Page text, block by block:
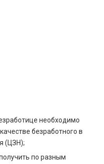
необходимо
безработного в
(ЦЗН);
по разным